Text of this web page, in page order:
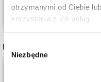
otrzymanymi od Ciebie
korzystania z ich usług.
Wybór
zgody
Niezbędne
Zobacz wszystkie opcje
INNI TEŻ WIDZIELI
Oszczędź
Stań się